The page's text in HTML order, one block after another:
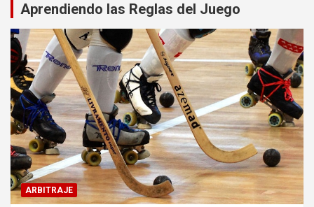
Aprendiendo las Reglas del Juego
ARBITRAJE